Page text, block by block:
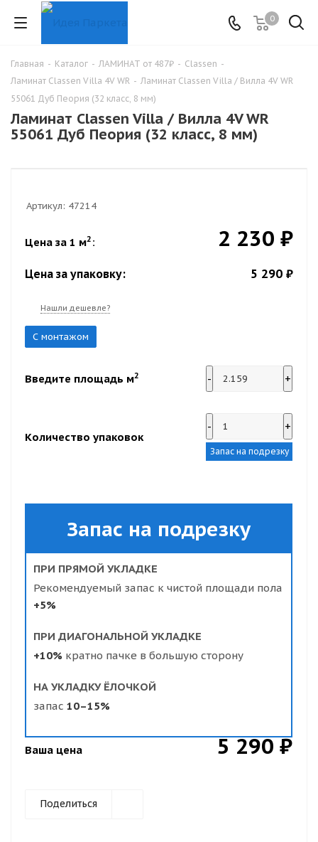
0
Главная - Каталог - ЛАМИНАТ от 487₽ - Classen -
Ламинат Classen Villa 4V WR - Ламинат Classen Villa / Вилла 4V WR
55061 Дуб Пеория (32 класс, 8 мм)
Ламинат Classen Villa / Вилла 4V WR
55061 Дуб Пеория (32 класс, 8 мм)
Артикул: 47214
Цена за 1 м2 : 2 230 ₽
Цена за упаковку: 5 290 ₽
Нашли дешевле?
С монтажом
Введите площадь м2 - +
Количество упаковок
- +
Запас на подрезку
Запас на подрезку
ПРИ ПРЯМОЙ УКЛАДКЕ
Рекомендуемый запас к чистой площади пола
+5%
ПРИ ДИАГОНАЛЬНОЙ УКЛАДКЕ
+10% кратно пачке в большую сторону
НА УКЛАДКУ ЁЛОЧКОЙ
запас 10–15%
Ваша цена 5 290 ₽
Поделиться